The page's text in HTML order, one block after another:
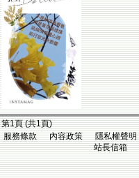
第1頁 (共1頁)
服務條款 內容政策 隱私權
站長信箱